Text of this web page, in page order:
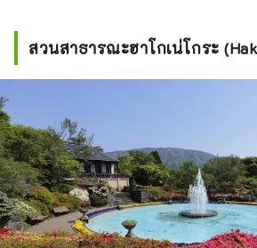
สวนสาธารณะฮาโกเน่โกระ